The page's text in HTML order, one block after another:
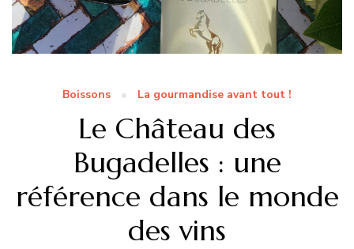
Boissons La gourmandise avant tout !
Le Château des
Bugadelles : une
référence dans le monde
des vins